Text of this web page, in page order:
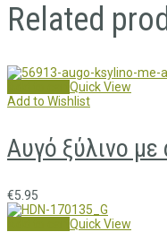
Related
Quick View
Add to Wishlist
Αυγό ξύλινο με
€5.95
Quick View